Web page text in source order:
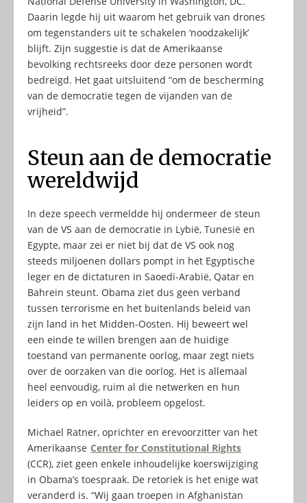
Daarin legde hij uit waarom het gebruik van drones
om tegenstanders uit te schakelen ‘noodzakelijk’
blijft. Zijn suggestie is dat de Amerikaanse
bevolking rechtsreeks door deze personen wordt
bedreigd. Het gaat uitsluitend “om de bescherming
van de democratie tegen de vijanden van de
vrijheid”.
Steun aan de democratie
wereldwijd
In deze speech vermeldde hij ondermeer de steun
van de VS aan de democratie in Lybië, Tunesië en
Egypte, maar zei er niet bij dat de VS ook nog
steeds miljoenen dollars pompt in het Egyptische
leger en de dictaturen in Saoedi-Arabië, Qatar en
Bahrein steunt. Obama ziet dus geen verband
tussen terrorisme en het buitenlands beleid van
zijn land in het Midden-Oosten. Hij beweert wel
een einde te willen brengen aan de huidige
toestand van permanente oorlog, maar zegt niets
over de oorzaken van die oorlog. Het is allemaal
heel eenvoudig, ruim al die netwerken en hun
leiders op en voilà, probleem opgelost.
Michael Ratner, oprichter en erevoorzitter van het
Amerikaanse Center for Constitutional Rights
(CCR), ziet geen enkele inhoudelijke koerswijziging
in Obama’s toespraak. De retoriek is het enige wat
veranderd is. “Wij gaan troepen in Afghanistan